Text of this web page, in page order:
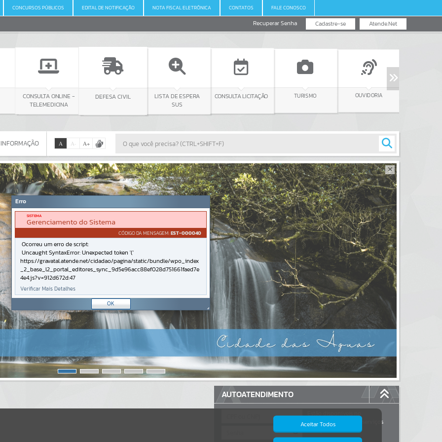
CONCURSOS PÚBLICOS EDITAL DE NOTIFICAÇÃO NOTA FISCAL ELETRÔNICA CONTATOS FALE CONOSCO
Atende.Net
Cadastre-se
Recuperar Senha
ONLINE -
DEFESA CIVIL
LISTA DE ESPERA
CONSULTA LICITAÇÃO TURISMO OUVIDORIA
SALA DO
Por favor, aguarde...
A A- A+
AUTOATENDIMENTO
Estão disponíveis no
autoatendimento
serviços
dos quais...
Aceitar Todos
Erro
SISTEMA
Gerenciamento do Sistema
CÓDIGO DA MENSAGEM:EST-000040
Ocorreu um erro de script:
Uncaught SyntaxError: Unexpected token '('
https://gravatal.atende.net/cidadao/pagina/static/bundle/wpo_index
_2_base_l2_portal_editores_sync_9d5e96acc88ef028d751661faed7e
4e4.js?v=912d672d:47
Verificar Mais Detalhes
OK